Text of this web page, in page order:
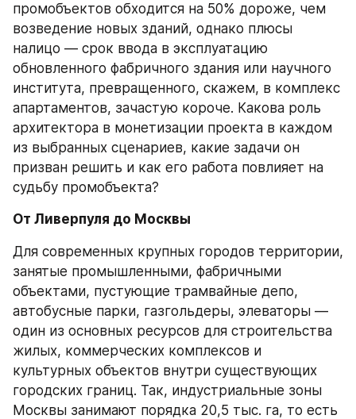
промобъектов обходится на 50% дороже, чем
возведение новых зданий, однако плюсы
налицо — срок ввода в эксплуатацию
обновленного фабричного здания или научного
института, превращенного, скажем, в комплекс
апартаментов, зачастую короче. Какова роль
архитектора в монетизации проекта в каждом
из выбранных сценариев, какие задачи он
призван решить и как его работа повлияет на
судьбу промобъекта?
От Ливерпуля до Москвы
Для современных крупных городов территории,
занятые промышленными, фабричными
объектами, пустующие трамвайные депо,
автобусные парки, газгольдеры, элеваторы —
один из основных ресурсов для строительства
жилых, коммерческих комплексов и
культурных объектов внутри существующих
городских границ. Так, индустриальные зоны
Москвы занимают порядка 20,5 тыс. га, то есть